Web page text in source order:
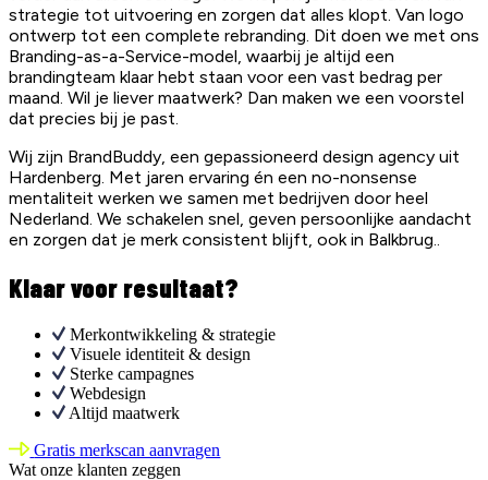
strategie tot uitvoering en zorgen dat alles klopt. Van logo
ontwerp tot een complete rebranding. Dit doen we met ons
Branding-as-a-Service-model, waarbij je altijd een
brandingteam klaar hebt staan voor een vast bedrag per
maand. Wil je liever maatwerk? Dan maken we een voorstel
dat precies bij je past.
Wij zijn BrandBuddy, een gepassioneerd design agency uit
Hardenberg. Met jaren ervaring én een no-nonsense
mentaliteit werken we samen met bedrijven door heel
Nederland. We schakelen snel, geven persoonlijke aandacht
en zorgen dat je merk consistent blijft, ook in Balkbrug..
Klaar voor resultaat?
Merkontwikkeling & strategie
Visuele identiteit & design
Sterke campagnes
Webdesign
Altijd maatwerk
Gratis merkscan aanvragen
Wat onze klanten zeggen